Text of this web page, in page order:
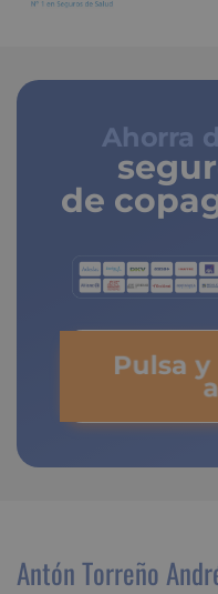
Ahorra
de
Pulsa
Antón Torreño